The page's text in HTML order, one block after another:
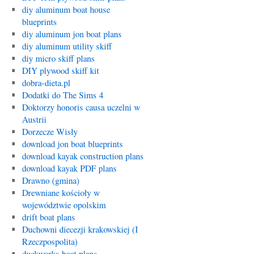
diy aluminum boat house
blueprints
diy aluminum jon boat plans
diy aluminum utility skiff
diy micro skiff plans
DIY plywood skiff kit
dobra-dieta.pl
Dodatki do The Sims 4
Doktorzy honoris causa uczelni w
Austrii
Dorzecze Wisły
download jon boat blueprints
download kayak construction plans
download kayak PDF plans
Drawno (gmina)
Drewniane kościoły w
województwie opolskim
drift boat plans
Duchowni diecezji krakowskiej (I
Rzeczpospolita)